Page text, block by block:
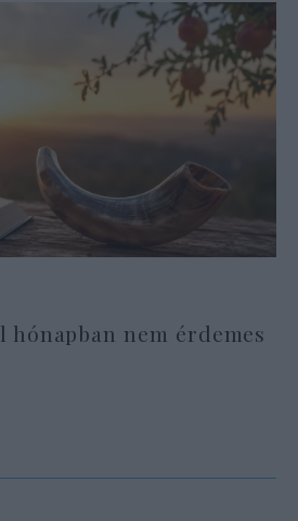
nem érdemes